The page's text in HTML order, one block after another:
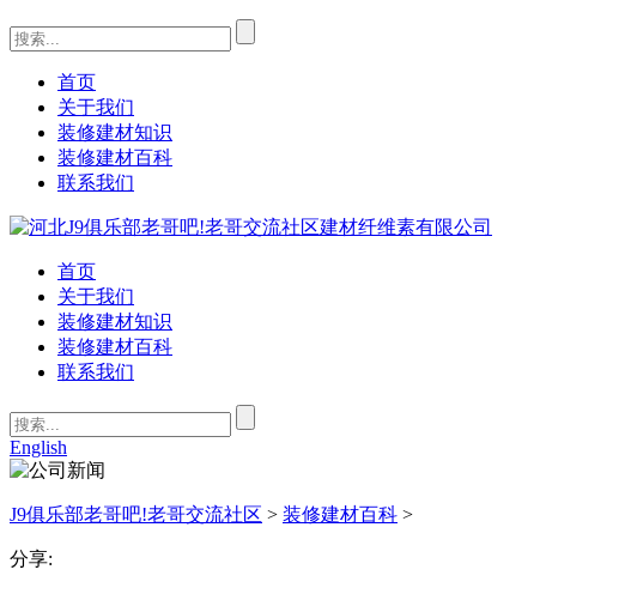
首页
关于我们
装修建材知识
装修建材百科
联系我们
首页
关于我们
装修建材知识
装修建材百科
联系我们
English
J9俱乐部老哥吧!老哥交流社区 > 装修建材百科 >
分享: